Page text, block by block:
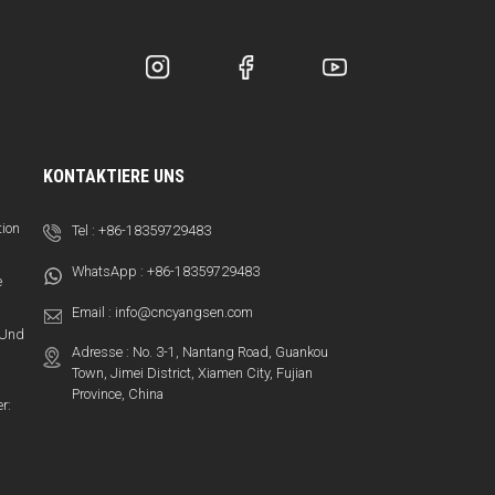
KONTAKTIERE UNS
Tel :+86-18359729483
WhatsApp :+86-18359729483
Email : info@cncyangsen.com
Adresse : No. 3-1, Nantang Road, Guankou
Town, Jimei District, Xiamen City, Fujian
Province, China